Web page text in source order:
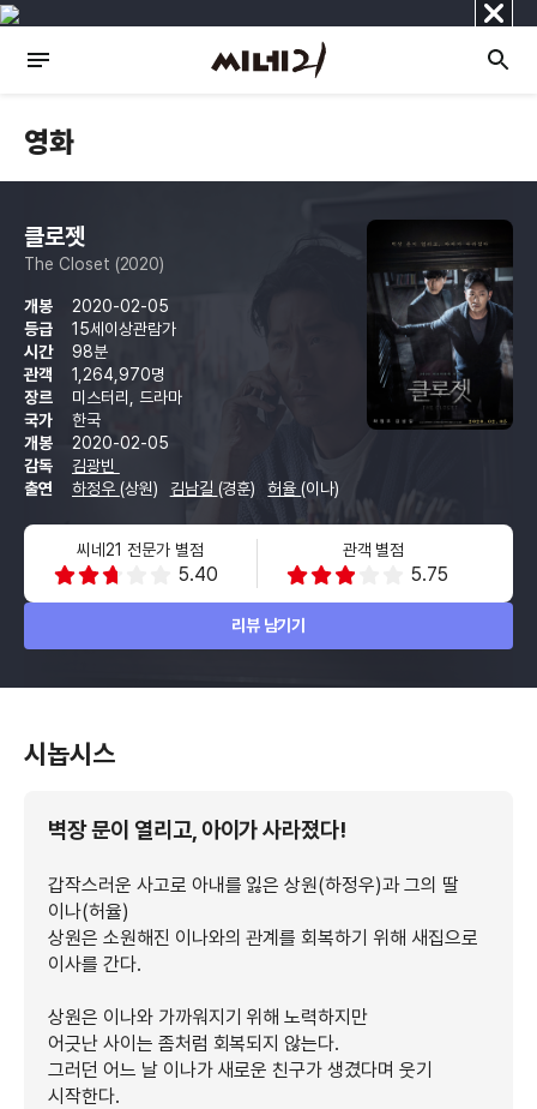
닫
기
영화
클로젯
The Closet (2020)
개봉
2020-02-05
등급
15세이상관람가
시간
98분
관객
1,264,970명
장르
미스터리, 드라마
국가
한국
개봉
2020-02-05
감독
김광빈
출연
하정우 (상원) 김남길 (경훈) 허율(이나)
씨네21 전문가 별점
5.40
관객 별점
5.75
리뷰 남기기
시놉시스
벽장 문이 열리고, 아이가 사라졌다!
갑작스러운 사고로 아내를 잃은 상원(하정우)과 그의 딸
이나(허율)
상원은 소원해진 이나와의 관계를 회복하기 위해 새집으로
이사를 간다.
상원은 이나와 가까워지기 위해 노력하지만
어긋난 사이는 좀처럼 회복되지 않는다.
그러던 어느 날 이나가 새로운 친구가 생겼다며 웃기
시작한다.